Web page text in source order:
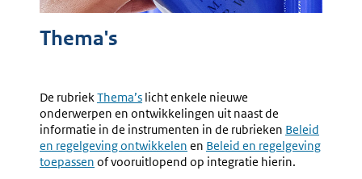
Thema's
De rubriekThema’s licht enkele nieuwe
onderwerpen en ontwikkelingen uit naast de
informatie in de instrumenten in de rubrieken Beleid
en regelgeving ontwikkelen en Beleid en regelgeving
toepassen of vooruitlopend op integratie hierin.